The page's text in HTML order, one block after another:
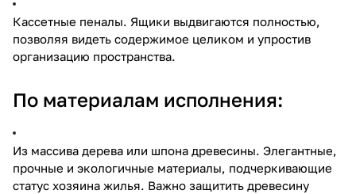
Кассетные пеналы. Ящики выдвигаются полностью,
позволяя видеть содержимое целиком и упростив
организацию пространства.
По материалам исполнения:
Из массива дерева или шпона древесины. Элегантные,
прочные и экологичные материалы, подчеркивающие
статус хозяина жилья. Важно защитить древесину